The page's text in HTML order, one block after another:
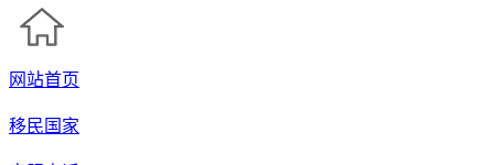
网站首页
移民国家